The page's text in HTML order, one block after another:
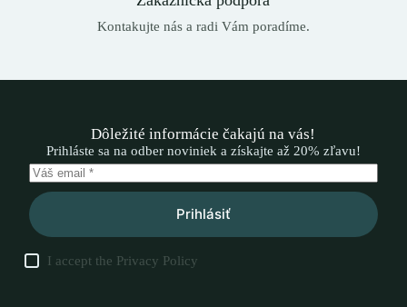
Kontakujte nás a radi Vám poradíme.
Dôležité informácie čakajú na vás!
Prihláste sa na odber noviniek a získajte až 20% zľavu!
Prihlásiť
I accept the Privacy Policy